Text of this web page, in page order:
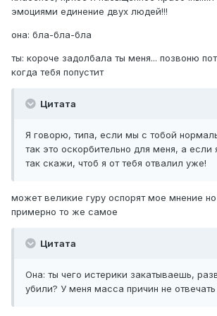
эмоциями единение двух людей!!!
она: бла-бла-бла
ты: короче задолбала ты меня... позвоню
когда тебя попустит
Цитата
Я говорю, типа, если мы с тобой
так это оскорбительно для меня, а если
так скажи, чтоб я от тебя отвалил уже!
может великие гуру оспорят мое мнение
примерно то же самое
Цитата
Она: ты чего истерики закатываешь,
убили? У меня масса причин не